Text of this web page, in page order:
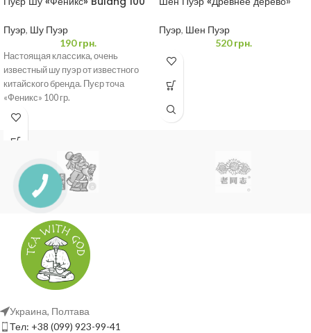
Пуэр, Шу Пуэр
190грн.
Настоящая классика, очень
известный шу пуэр от известного
китайского бренда. Пуєр точа
«Феникс» 100 гр.
Пуэр, Шен Пуэр
520грн.
Украина, Полтава
Тел: +38 (099) 923-99-41